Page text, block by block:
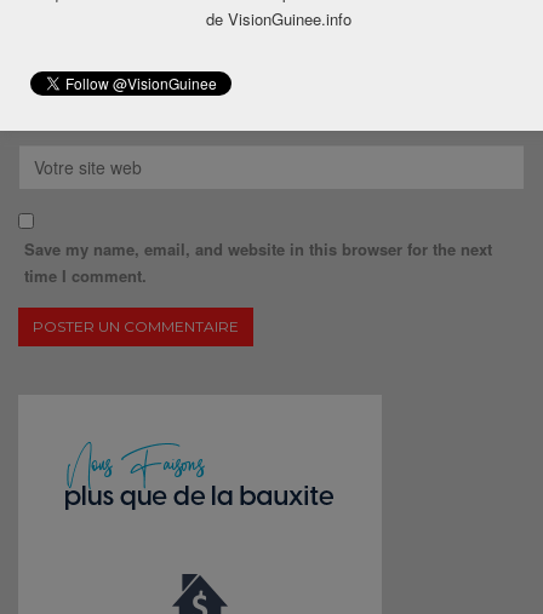
Save my name, email, and website in this browser for the next
time I comment.
de VisionGuinee.info